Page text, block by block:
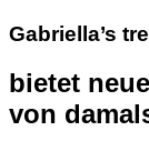
Gabriella’s
bietet
von